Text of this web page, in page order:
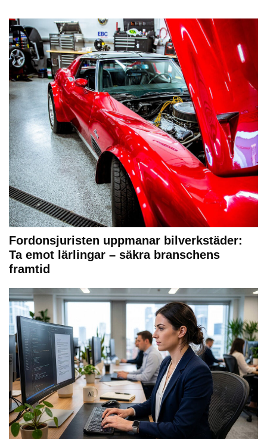
Fordonsjuristen uppmanar bilverkstäder:
Ta emot lärlingar – säkra branschens
framtid